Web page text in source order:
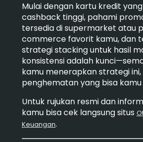
Mulai dengan kartu kredit
cashback tinggi, pahami
tersedia di supermarket atau
commerce favorit kamu, dan
strategi stacking untuk hasil
konsistensi adalah
kamu menerapkan strategi
penghematan yang bisa
Untuk rujukan resmi dan
kamu bisa cek langsung situs
Keuangan.